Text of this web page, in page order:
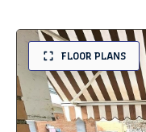
FOR SALE
FOR RENT
RESIDENTIAL
COMMERCIAL
FLOOR PLANS